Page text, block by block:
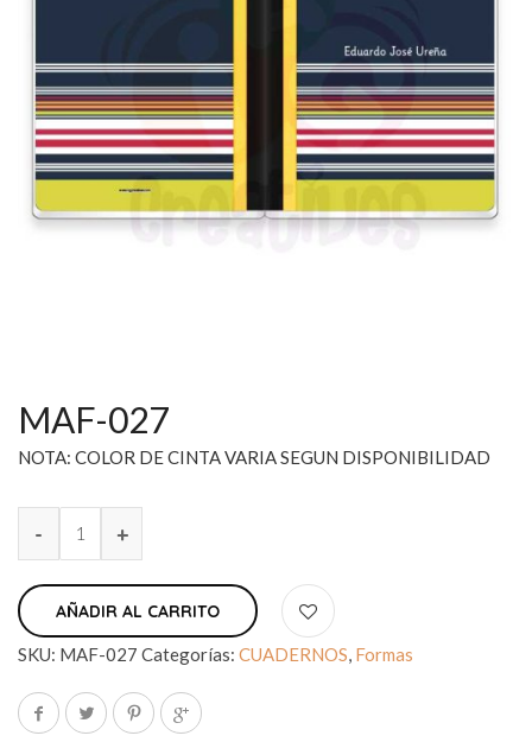
MAF-027
NOTA: COLOR DE CINTA VARIA SEGUN DISPONIBILIDAD
AÑADIR AL CARRITO
SKU: MAF-027 Categorías: CUADERNOS, Formas